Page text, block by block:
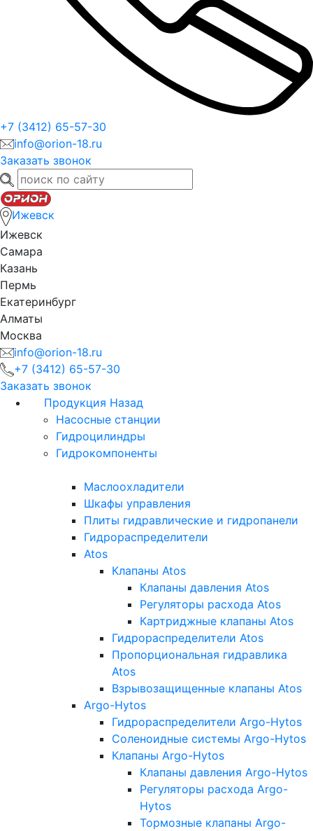
+7 (3412) 65-57-30
info@orion-18.ru
Заказать звонок
Ижевск
Ижевск
Самара
Казань
Пермь
Екатеринбург
Алматы
Москва
info@orion-18.ru
+7 (3412) 65-57-30
Заказать звонок
Продукция Назад
Насосные станции
Гидроцилиндры
Гидрокомпоненты
Маслоохладители
Шкафы управления
Плиты гидравлические и гидропанели
Гидрораспределители
Atos
Клапаны Atos
Клапаны давления Atos
Регуляторы расхода Atos
Картриджные клапаны Atos
Гидрораспределители Atos
Пропорциональная гидравлика
Atos
Взрывозащищенные клапаны Atos
Argo-Hytos
Гидрораспределители Argo-Hytos
Соленоидные системы Argo-Hytos
Клапаны Argo-Hytos
Клапаны давления Argo-Hytos
Регуляторы расхода Argo-
Hytos
Тормозные клапаны Argo-